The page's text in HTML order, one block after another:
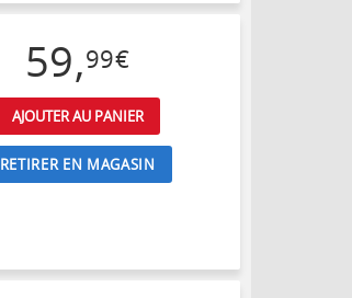
59,99€
AJOUTER AU PANIER
RETIRER EN MAGASIN